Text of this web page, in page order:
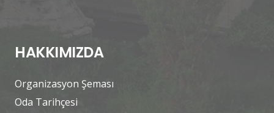
HAKKIMIZDA
Organizasyon Şeması
Oda Tarihçesi